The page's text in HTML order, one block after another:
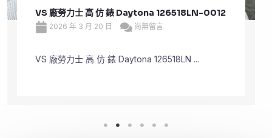
VS 廠勞力士 頂級 復刻 錶 Submariner Date
126610LV